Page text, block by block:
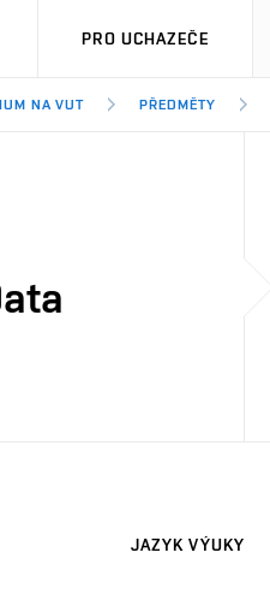
PRO UCHAZEČE
NA VUT PŘEDMĚTY
JAZYK VÝUKY